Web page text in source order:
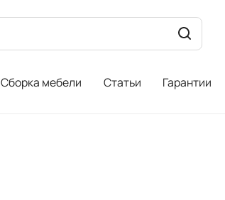
Сборка мебели Статьи Гарантии